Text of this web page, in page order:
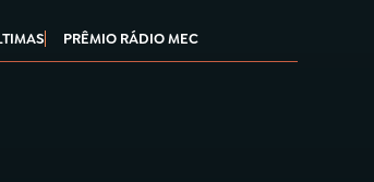
PRÊMIO RÁDIO MEC